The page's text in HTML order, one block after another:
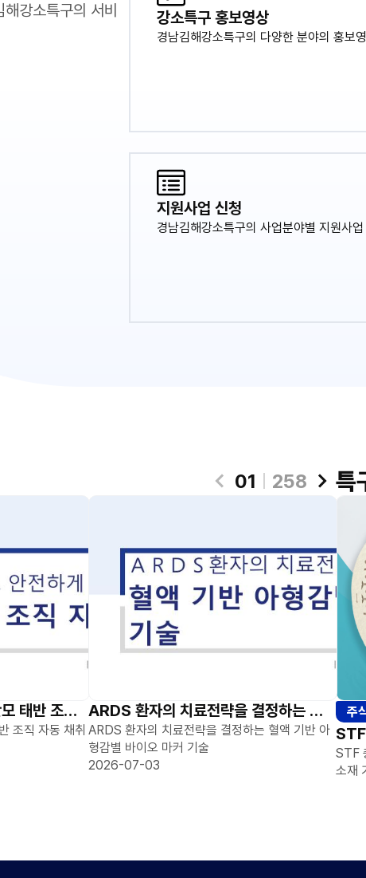
강소특구의 서비
강소특구 홍보영상
경남김해강소특구의 다양한 분야의 홍보
지원사업 신청
경남김해강소특구의 사업분야별 지원사업
01 258
숙련자 없이도 안전하게 산모 태반 조직 자동 채취 장치
조직 자동 채취
ARDS 환자의 치료전략을 결정하는 혈액 기반 아형감별 바이오 마커 기술
ARDS 환자의 치료전략을 결정하는 혈액 기반 아
형감별 바이오 마커 기술
2026-07-03
특
주
STF
소재